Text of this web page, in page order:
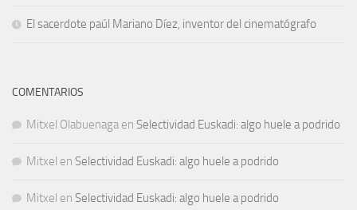
El sacerdote paúl Mariano Díez, inventor del cinematógrafo
COMENTARIOS
Mitxel Olabuenaga en Selectividad Euskadi: algo huele a podrido
Mitxel en Selectividad Euskadi: algo huele a podrido
Mitxel en Selectividad Euskadi: algo huele a podrido